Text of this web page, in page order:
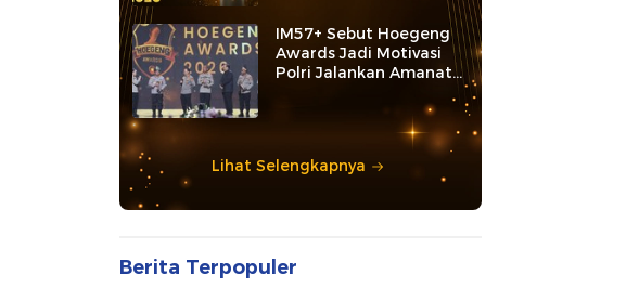
IM57+ Sebut Hoegeng
Awards Jadi Motivasi
Polri Jalankan Amanat
Lihat Selengkapnya
Berita Terpopuler